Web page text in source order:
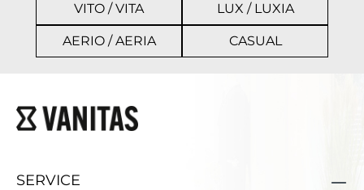
VITO / VITA LUX / LUXIA
AERIO / AERIA CASUAL
SERVICE